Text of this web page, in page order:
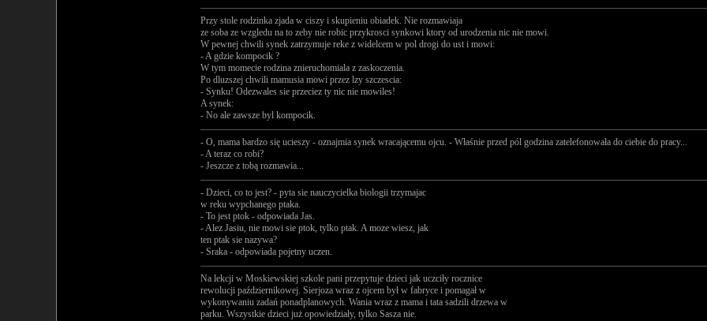
Przy stole rodzinka zjada w ciszy i skupieniu obiadek. Nie rozmawiaja
ze soba ze wzgledu na to zeby nie robic przykrosci synkowi ktory od urodzenia nic nie mowi.
W pewnej chwili synek zatrzymuje reke z widelcem w pol drogi do ust i mowi:
- A gdzie kompocik ?
W tym momecie rodzina znieruchomiala z zaskoczenia.
Po dluzszej chwili mamusia mowi przez lzy szczescia:
- Synku! Odezwales sie przeciez ty nic nie mowiles!
A synek:
- No ale zawsze byl kompocik.
- O, mama bardzo się ucieszy - oznajmia synek wracającemu ojcu. - Właśnie przed pól godzina zatelefonowała do ciebie do pracy...
- A teraz co robi?
- Jeszcze z tobą rozmawia...
- Dzieci, co to jest? - pyta sie nauczycielka biologii trzymajac
w reku wypchanego ptaka.
- To jest ptok - odpowiada Jas.
- Alez Jasiu, nie mowi sie ptok, tylko ptak. A moze wiesz, jak
ten ptak sie nazywa?
- Sraka - odpowiada pojetny uczen.
Na lekcji w Moskiewskiej szkole pani przepytuje dzieci jak uczciły rocznice
rewolucji październikowej. Sierjoza wraz z ojcem był w fabryce i pomagał w
wykonywaniu zadań ponadplanowych. Wania wraz z mama i tata sadzili drzewa w
parku. Wszystkie dzieci już opowiedziały, tylko Sasza nie.